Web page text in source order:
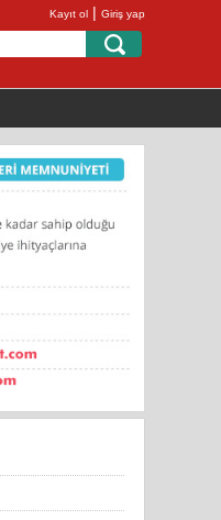
Kayıt ol | Giriş yap